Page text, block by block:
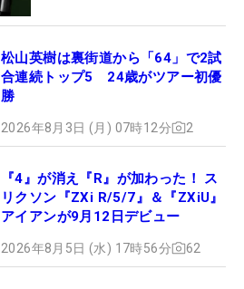
松山英樹は裏街道から「64」で2試
合連続トップ5 24歳がツアー初優
勝
2026年8月3日 (月) 07時12分 2
『4』が消え『R』が加わった！ ス
リクソン『ZXi R/5/7』＆『ZXiU』
アイアンが9月12日デビュー
2026年8月5日 (水) 17時56分 62